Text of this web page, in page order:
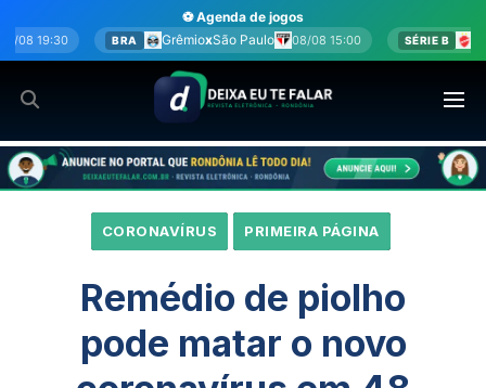
para
o
conteúdo
⚽ Agenda de jogos
xSão Paulo 08/08 15:00 SÉRIE B Vila Nova xSport 08/08
CORONAVÍRUS PRIMEIRA PÁGINA
Remédio de piolho
pode matar o novo